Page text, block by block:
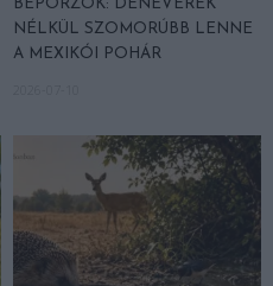
BEPORZÓK: DENEVÉREK
NÉLKÜL SZOMORÚBB LENNE
A MEXIKÓI POHÁR